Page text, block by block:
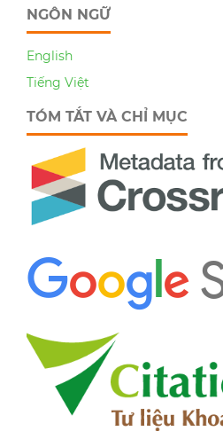
NGÔN NGỮ
English
Tiếng Việt
TÓM TẮT VÀ CHỈ MỤC